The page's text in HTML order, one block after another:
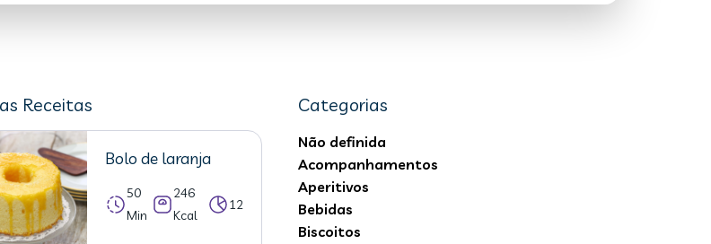
Receitas
Bolo de laranja
50
Min
246
Kcal
12
Categorias
Não definida
Acompanhamentos
Aperitivos
Bebidas
Biscoitos